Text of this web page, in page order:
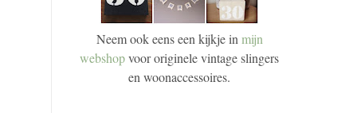
Neem ook eens een kijkje inmijn
webshopvoor originele vintage slingers
en woonaccessoires.